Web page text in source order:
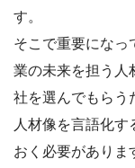
す。
そこで重要になっ
業の未来を担う人
社を選んでもらう
人材像を言語化す
おく必要がありま